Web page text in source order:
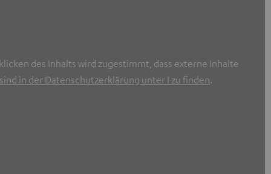
des Inhalts wird zugestimmt, dass externe Inhalte
in der Datenschutzerklärung unter I zu finden.